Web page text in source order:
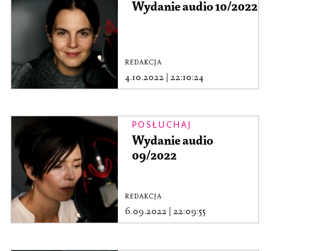
Wydanie audio 10/2022
REDAKCJA
4.10.2022 22:10:24
POSŁUCHAJ
Wydanie audio
09/2022
REDAKCJA
6.09.2022 22:09:55